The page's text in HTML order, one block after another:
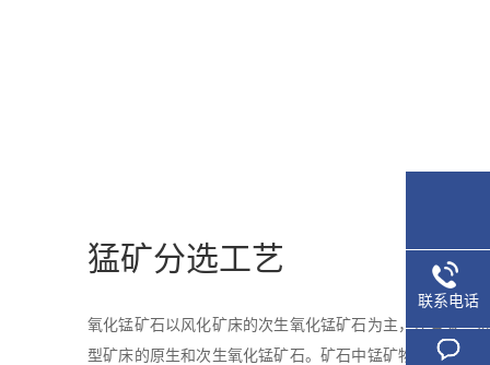
猛矿分选工艺
氧化锰矿石以风化矿床的次生氧化锰矿石为主，还有某些
型矿床的原生和次生氧化锰矿石。矿石中锰矿物主要是硬
联系电话